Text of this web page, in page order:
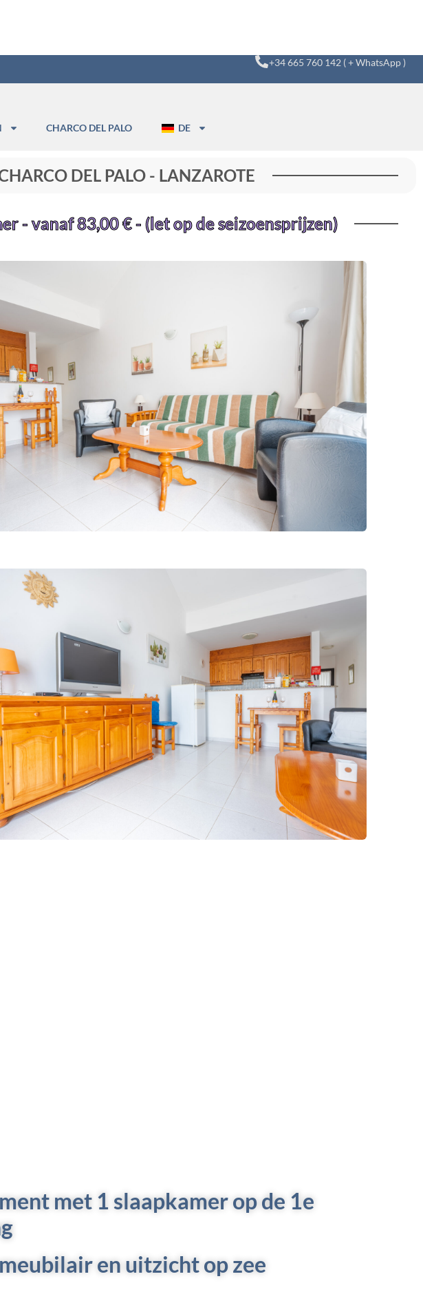
+34 665 760 142 ( + WhatsApp )
CHARCO DEL PALO DE
DEL PALO - LANZAROTE
- vanaf 83,00 € - (let op de seizoensprijzen)
met 1 slaapkamer op de 1e
en uitzicht op zee